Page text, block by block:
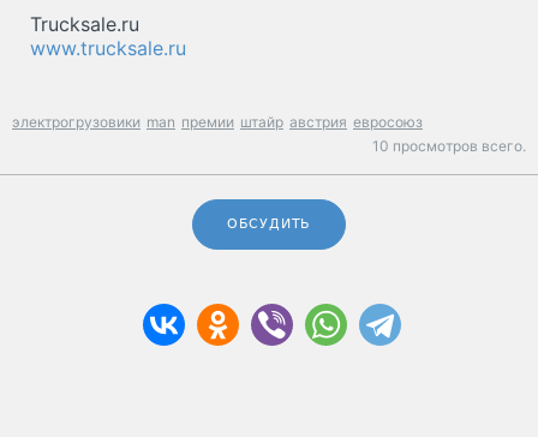
Trucksale.ru
www.trucksale.ru
электрогрузовики man премии штайр австрия евросоюз
10 просмотров всего.
ОБСУДИТЬ